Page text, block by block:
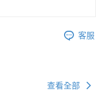
客服
查看全部